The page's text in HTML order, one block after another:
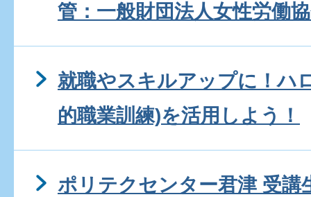
管：一般財団法人女性労働
就職やスキルアップに！ハ
的職業訓練)を活用しよう！
ポリテクセンター君津 受講